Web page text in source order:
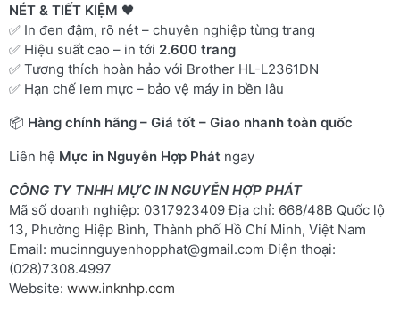
NÉT & TIẾT KIỆM 🖤
✅ In đen đậm, rõ nét – chuyên nghiệp từng trang
✅ Hiệu suất cao – in tới 2.600 trang
✅ Tương thích hoàn hảo với Brother HL-L2361DN
✅ Hạn chế lem mực – bảo vệ máy in bền lâu
📦 Hàng chính hãng – Giá tốt – Giao nhanh toàn quốc
Liên hệ Mực in Nguyễn Hợp Phát ngay
CÔNG TY TNHH MỰC IN NGUYỄN HỢP PHÁT
Mã số doanh nghiệp: 0317923409 Địa chỉ: 668/48B Quốc lộ
13, Phường Hiệp Bình, Thành phố Hồ Chí Minh, Việt Nam
Email: mucinnguyenhopphat@gmail.com Điện thoại:
(028)7308.4997
Website: www.inknhp.com